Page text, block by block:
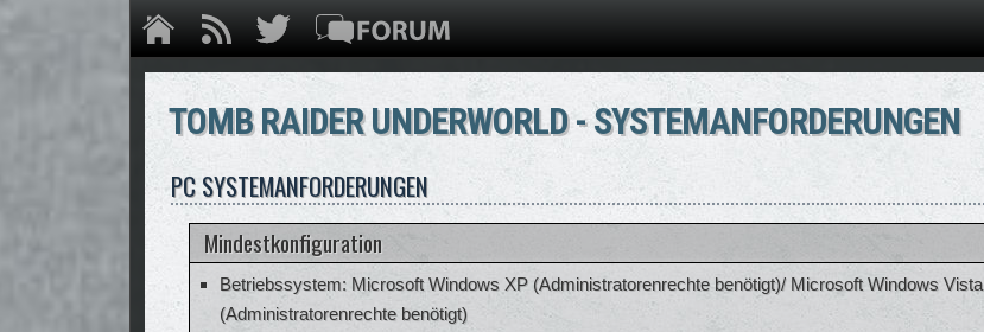
TOMB RAIDER UNDERWORLD - SYSTEMANFORDERUNGEN
PC SYSTEMANFORDERUNGEN
Mindestkonfiguration
Betriebssystem: Microsoft Windows XP (Administratorenrechte benötigt)/ Microsoft Windows Vista
(Administratorenrechte benötigt)